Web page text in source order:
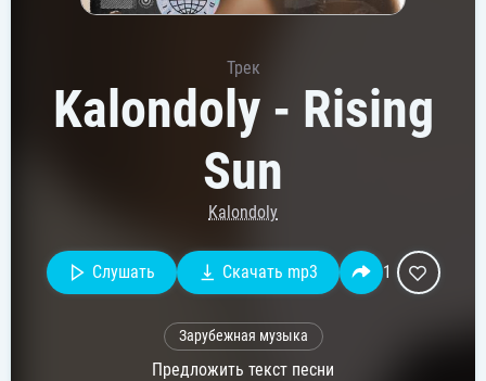
Трек
Kalondoly - Rising
Sun
Kalondoly
Слушать Скачать mp3 1
Зарубежная музыка
Предложить текст песни